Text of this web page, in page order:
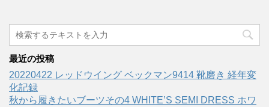
最近の投稿
20220422 レッドウイング ベックマン9414 靴磨き 経年変
化記録
秋から履きたいブーツその4 WHITE’S SEMI DRESS ホワ